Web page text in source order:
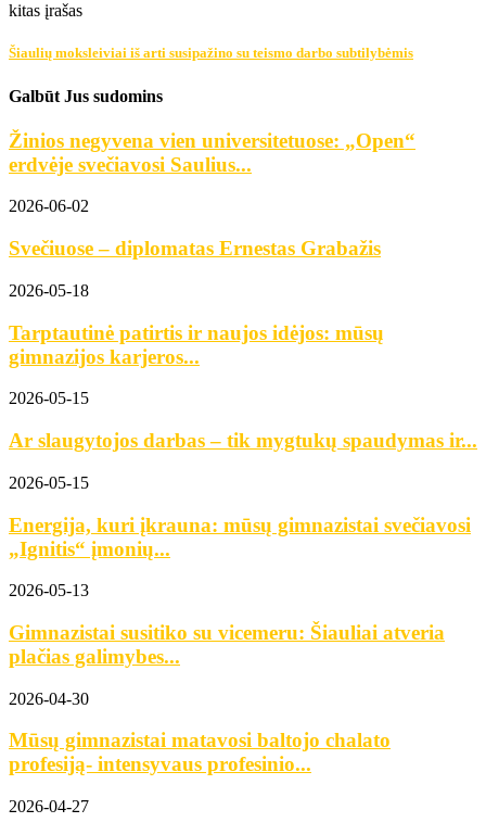
kitas įrašas
Šiaulių moksleiviai iš arti susipažino su teismo darbo subtilybėmis
Galbūt Jus sudomins
Žinios negyvena vien universitetuose: „Open“
erdvėje svečiavosi Saulius...
2026-06-02
Svečiuose – diplomatas Ernestas Grabažis
2026-05-18
Tarptautinė patirtis ir naujos idėjos: mūsų
gimnazijos karjeros...
2026-05-15
Ar slaugytojos darbas – tik mygtukų spaudymas ir...
2026-05-15
Energija, kuri įkrauna: mūsų gimnazistai svečiavosi
„Ignitis“ įmonių...
2026-05-13
Gimnazistai susitiko su vicemeru: Šiauliai atveria
plačias galimybes...
2026-04-30
Mūsų gimnazistai matavosi baltojo chalato
profesiją- intensyvaus profesinio...
2026-04-27